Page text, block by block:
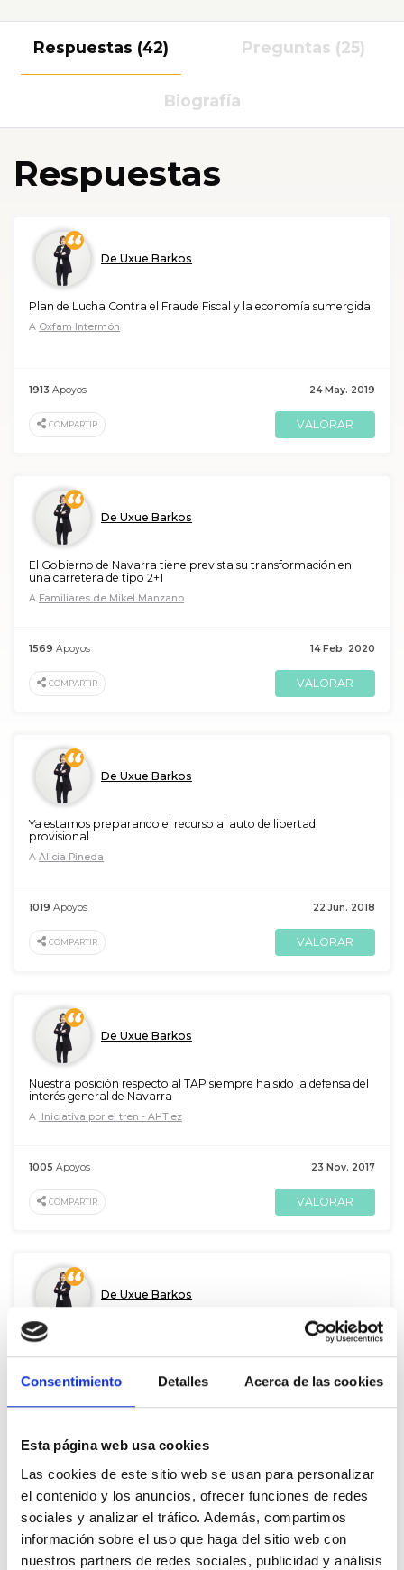
Consentimiento Detalles Acerca de las cookies
Esta página web usa cookies
Las cookies de este sitio web se usan para personalizar
el contenido y los anuncios, ofrecer funciones de redes
sociales y analizar el tráfico. Además, compartimos
información sobre el uso que haga del sitio web con
nuestros partners de redes sociales, publicidad y análisis
Respuestas (42) Preguntas (25)
Biografía
Respuestas
De Uxue Barkos
Plan de Lucha Contra el Fraude Fiscal y la economía sumergida
A Oxfam Intermón
24 May. 2019
1913 Apoyos
COMPARTIR VALORAR
De Uxue Barkos
El Gobierno de Navarra tiene prevista su transformación en
una carretera de tipo 2+1
A Familiares de Mikel Manzano
14 Feb. 2020
1569 Apoyos
COMPARTIR VALORAR
De Uxue Barkos
Ya estamos preparando el recurso al auto de libertad
provisional
A Alicia Pineda
22 Jun. 2018
1019 Apoyos
COMPARTIR VALORAR
De Uxue Barkos
Nuestra posición respecto al TAP siempre ha sido la defensa del
interés general de Navarra
A Iniciativa por el tren - AHT ez
23 Nov. 2017
1005 Apoyos
COMPARTIR VALORAR
De Uxue Barkos
Los fueros no son justos o injustos, lo será la gestión y el uso que
se haga de los mismos
A Alvise Pérez
De Uxue Barkos